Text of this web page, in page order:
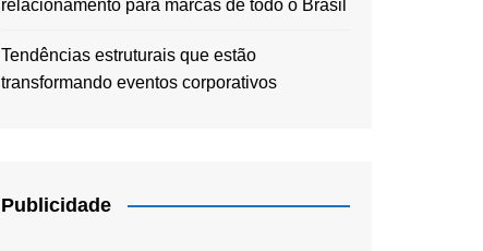
relacionamento para marcas de todo o Brasil
Tendências estruturais que estão
transformando eventos corporativos
Publicidade